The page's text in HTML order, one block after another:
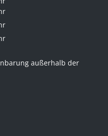
außerhalb der